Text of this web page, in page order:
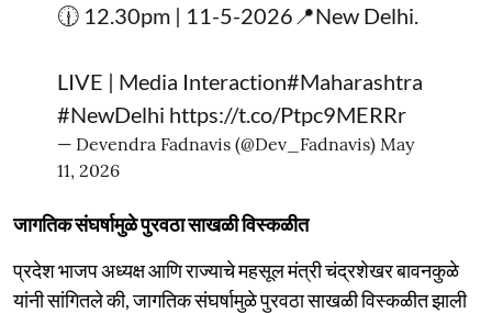
🕧 12.30pm | 11-5-2026📍New Delhi.
LIVE | Media Interaction#Maharashtra
#NewDelhi https://t.co/Ptpc9MERRr
— Devendra Fadnavis (@Dev_Fadnavis) May
11, 2026
जागतिक संघर्षामुळे पुरवठा साखळी विस्कळीत
प्रदेश भाजप अध्यक्ष आणि राज्याचे महसूल मंत्री चंद्रशेखर बावनकुळे
यांनी सांगितले की, जागतिक संघर्षामुळे पुरवठा साखळी विस्कळीत झाली